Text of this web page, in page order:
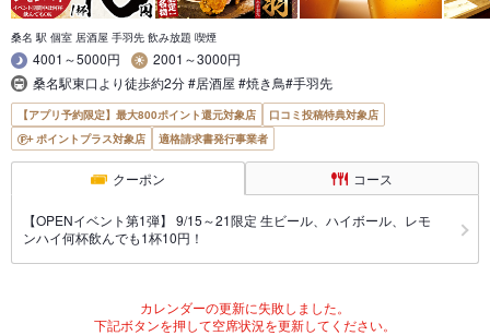
桑名 駅 個室 居酒屋 手羽先 飲み放題 喫煙
4001～5000円
2001～3000円
桑名駅東口より徒歩約2分 #居酒屋 #焼き鳥#手羽先
【アプリ予約限定】最大800ポイント還元対象店
口コミ投稿特典対象店
ポイントプラス対象店
適格請求書発行事業者
クーポン コース
【OPENイベント第1弾】 9/15～21限定 生ビール、ハイボール、レモ
ンハイ何杯飲んでも1杯10円！
カレンダーの更新に失敗しました。
下記ボタンを押して空席状況を更新してください。